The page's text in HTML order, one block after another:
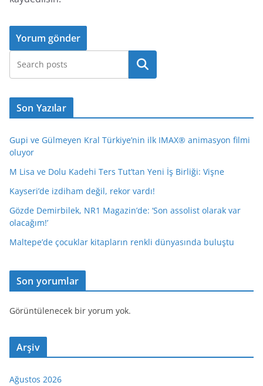
Ara
Son Yazılar
Gupi ve Gülmeyen Kral Türkiye’nin ilk IMAX® animasyon filmi
oluyor
M Lisa ve Dolu Kadehi Ters Tut’tan Yeni İş Birliği: Vişne
Kayseri’de izdiham değil, rekor vardı!
Gözde Demirbilek, NR1 Magazin’de: ‘Son assolist olarak var
olacağım!’
Maltepe’de çocuklar kitapların renkli dünyasında buluştu
Son yorumlar
Görüntülenecek bir yorum yok.
Arşiv
Ağustos 2026